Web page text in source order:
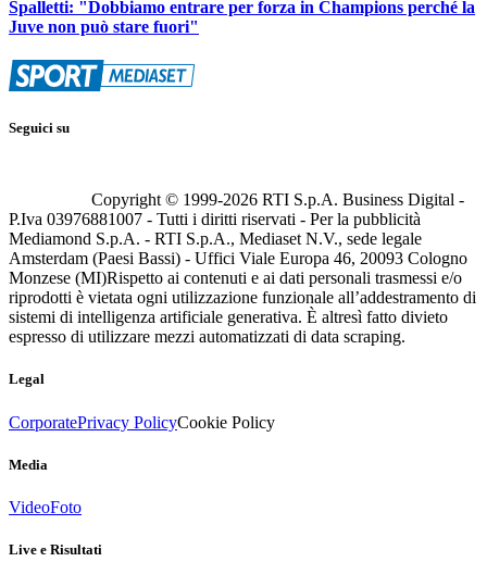
Spalletti: "Dobbiamo entrare per forza in Champions perché la
Juve non può stare fuori"
Seguici su
Copyright © 1999-2026 RTI S.p.A. Business Digital -
P.Iva 03976881007 - Tutti i diritti riservati - Per la pubblicità
Mediamond S.p.A. - RTI S.p.A., Mediaset N.V., sede legale
Amsterdam (Paesi Bassi) - Uffici Viale Europa 46, 20093 Cologno
Monzese (MI)Rispetto ai contenuti e ai dati personali trasmessi e/o
riprodotti è vietata ogni utilizzazione funzionale all’addestramento di
sistemi di intelligenza artificiale generativa. È altresì fatto divieto
espresso di utilizzare mezzi automatizzati di data scraping.
Legal
CorporatePrivacy PolicyCookie Policy
Media
VideoFoto
Live e Risultati